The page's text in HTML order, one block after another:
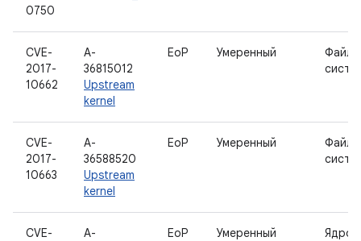
0750
CVE-
2017-
10662
A-
36815012
Upstream
kernel
EoP Умеренный
CVE-
2017-
10663
A-
36588520
Upstream
kernel
EoP Умеренный
CVE-
A-
EoP Умеренный Ядро